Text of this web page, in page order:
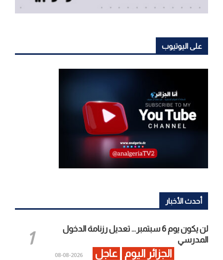
على اليوتيوب
أحدث الأخبار
لن يكون يوم 6 سبتمبر… تعديل رزنامة الدخول
المدرسي
الجزائر اليوم عاجل 2026-08-08